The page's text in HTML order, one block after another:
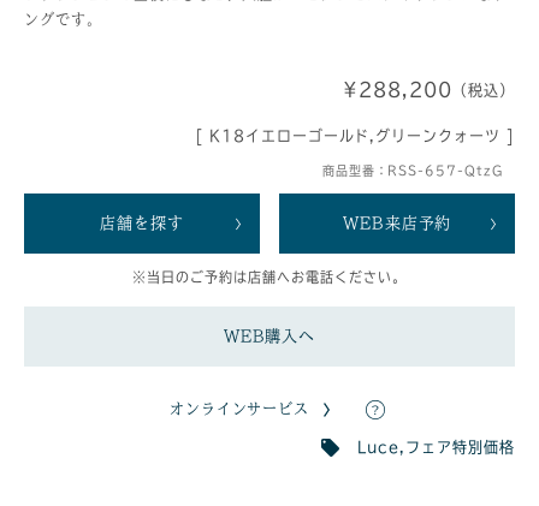
ングです。
¥288,200 （税込）
[ K18イエローゴールド,グリーンクォーツ ]
商品型番：RSS-657-QtzG
店舗を探す WEB来店予約
※当日のご予約は店舗へお電話ください。
WEB購入へ
オンラインサービス
Luce フェア特別価格